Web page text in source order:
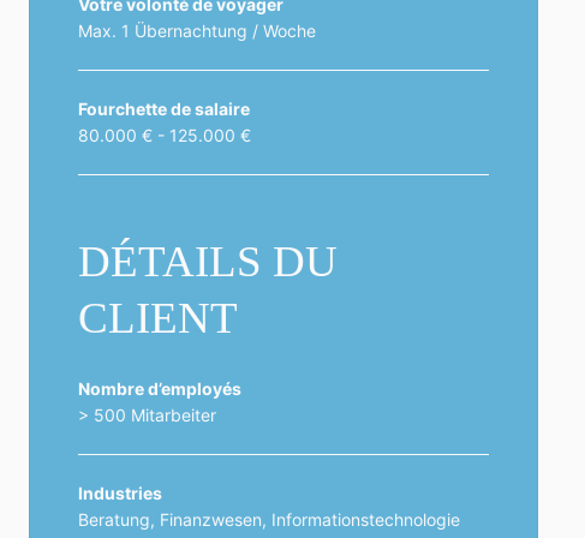
Max. 1 Übernachtung / Woche
Fourchette de salaire
80.000 € - 125.000 €
DÉTAILS DU
CLIENT
Nombre d’employés
> 500 Mitarbeiter
Industries
Beratung, Finanzwesen, Informationstechnologie